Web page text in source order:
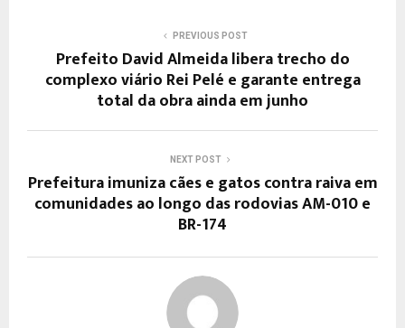
PREVIOUS POST
Prefeito David Almeida libera trecho do
complexo viário Rei Pelé e garante entrega
total da obra ainda em junho
NEXT POST
Prefeitura imuniza cães e gatos contra raiva em
comunidades ao longo das rodovias AM-010 e
BR-174